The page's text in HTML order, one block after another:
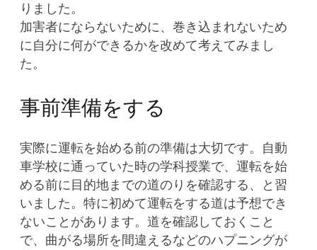
りました。
加害者にならないために、巻き込まれないため
に自分に何ができるかを改めて考えてみまし
た。
事前準備をする
実際に運転を始める前の準備は大切です。自動
車学校に通っていた時の学科授業で、運転を始
める前に目的地までの道のりを確認する、と習
いました。特に初めて運転をする道は予想でき
ないことがあります。道を確認しておくこと
で、曲がる場所を間違えるなどのハプニングが